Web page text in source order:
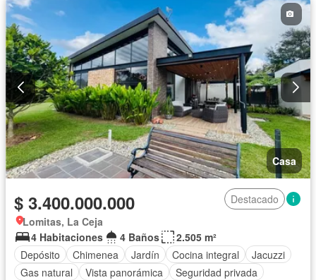
Casa
$ 3.400.000.000
Destacado
Lomitas, La Ceja
4 Habitaciones
4 Baños
2.505 m²
Depósito
Chimenea Jardín Cocina integral
Jacuzzi
Gas natural
Vista panorámica
Seguridad privada